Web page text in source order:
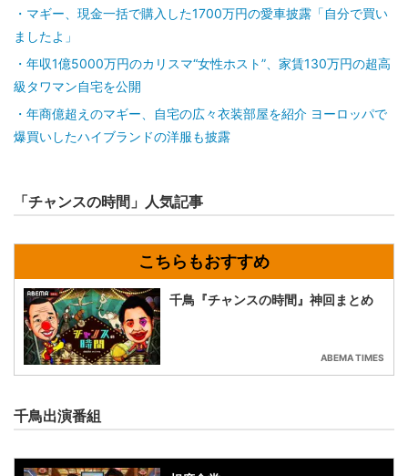
マギー、現金一括で購入した1700万円の愛車披露「自分で買い
ましたよ」
年収1億5000万円のカリスマ“女性ホスト”、家賃130万円の超高
級タワマン自宅を公開
年商億超えのマギー、自宅の広々衣装部屋を紹介 ヨーロッパで
爆買いしたハイブランドの洋服も披露
「チャンスの時間」人気記事
千鳥『チャンスの時間』神回まとめ
ABEMA TIMES
千鳥出演番組